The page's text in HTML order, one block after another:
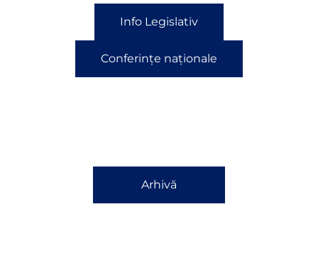
Info Legislativ
Conferințe naționale
Arhivă